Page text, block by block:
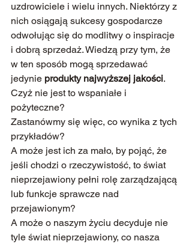
uzdrowiciele i wielu innych. Niektórzy z
nich osiągają sukcesy gospodarcze
odwołując się do modlitwy o inspiracje
i dobrą sprzedaż. Wiedzą przy tym, że
w ten sposób mogą sprzedawać
jedynie produkty najwyższej jakości.
Czyż nie jest to wspaniałe i
pożyteczne?
Zastanówmy się więc, co wynika z tych
przykładów?
A może jest ich za mało, by pojąć, że
jeśli chodzi o rzeczywistość, to świat
nieprzejawiony pełni rolę zarządzającą
lub funkcje sprawcze nad
przejawionym?
A może o naszym życiu decyduje nie
tyle świat nieprzejawiony, co nasza